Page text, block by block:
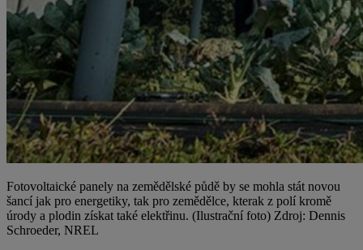
Fotovoltaické panely na zemědělské půdě by se mohla stát novou
šancí jak pro energetiky, tak pro zemědělce, kterak z polí kromě
úrody a plodin získat také elektřinu. (Ilustrační foto) Zdroj: Dennis
Schroeder, NREL